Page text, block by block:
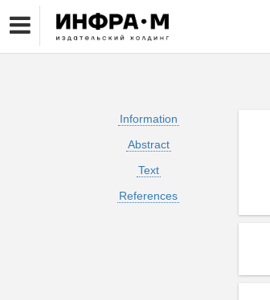
Information
Abstract
Text
References